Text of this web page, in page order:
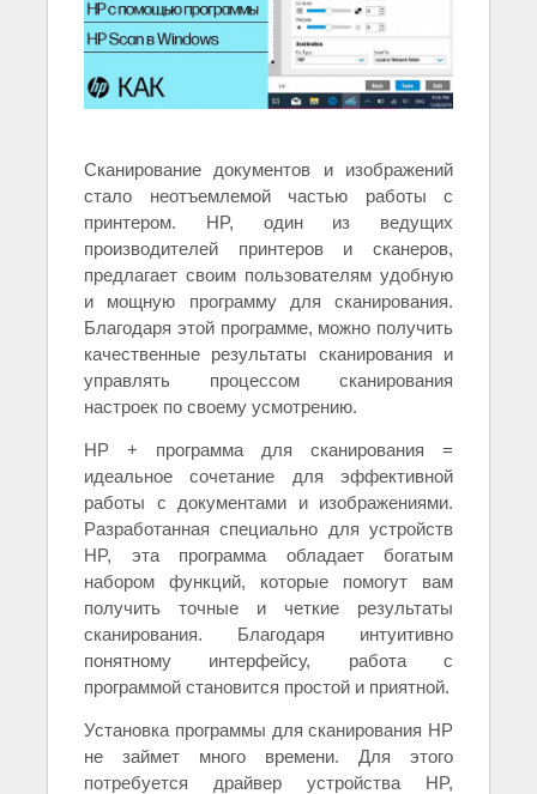
Сканирование документов и изображений
стало неотъемлемой частью работы с
принтером. HP, один из ведущих
производителей принтеров и сканеров,
предлагает своим пользователям удобную
и мощную программу для сканирования.
Благодаря этой программе, можно получить
качественные результаты сканирования и
управлять процессом сканирования
настроек по своему усмотрению.
HP + программа для сканирования =
идеальное сочетание для эффективной
работы с документами и изображениями.
Разработанная специально для устройств
HP, эта программа обладает богатым
набором функций, которые помогут вам
получить точные и четкие результаты
сканирования. Благодаря интуитивно
понятному интерфейсу, работа с
программой становится простой и приятной.
Установка программы для сканирования HP
не займет много времени. Для этого
потребуется драйвер устройства HP,